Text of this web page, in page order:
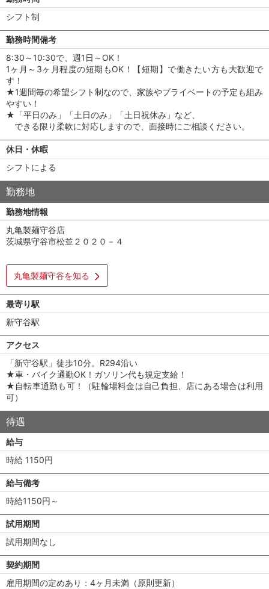
シフト制
勤務時間備考
8:30～10:30で、週1日～OK！
1ヶ月～3ヶ月程度の短期もOK！【短期】で働きたい方も大歓迎で
す！
★1週間毎の希望シフト制なので、家族やプライベートの予定も組み
やすい！
★「平日のみ」「土日のみ」「土日祝休み」など、
できる限り柔軟に対応しますので、面接時にご相談ください。
休日・休暇
シフトによる
勤務地
勤務地情報
丸亀製麺守谷店
茨城県守谷市松並２０２０－４
丸亀製麺守谷を知る
最寄り駅
新守谷駅
アクセス
「新守谷駅」徒歩10分。R294沿い
★車・バイク通勤OK！ガソリン代も規定支給！
★自転車通勤も可！（駐輪場料金は自己負担、店にある場合は利用
可）
待遇
給与
時給 1150円
給与備考
時給1150円～
試用期間
試用期間なし
契約期間
雇用期間の定めあり：4ヶ月未満（原則更新）